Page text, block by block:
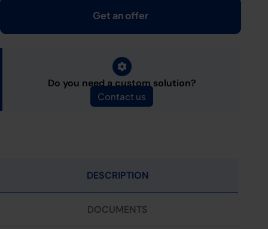
Get an offer
Contact us
Do you need a custom solution?
DESCRIPTION
DOCUMENTS